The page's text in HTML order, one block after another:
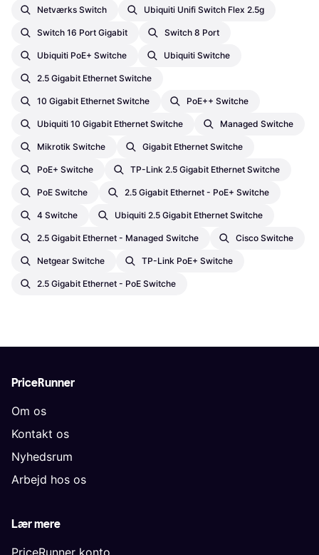
Netværks Switch Ubiquiti Unifi Switch Flex 2.5g
Switch 16 Port Gigabit Switch 8 Port
Ubiquiti PoE+ Switche Ubiquiti Switche
2.5 Gigabit Ethernet Switche
10 Gigabit Ethernet Switche PoE++ Switche
Ubiquiti 10 Gigabit Ethernet Switche Managed Switche
Mikrotik Switche Gigabit Ethernet Switche
PoE+ Switche TP-Link 2.5 Gigabit Ethernet Switche
PoE Switche 2.5 Gigabit Ethernet - PoE+ Switche
4 Switche Ubiquiti 2.5 Gigabit Ethernet Switche
2.5 Gigabit Ethernet - Managed Switche Cisco Switche
Netgear Switche TP-Link PoE+ Switche
2.5 Gigabit Ethernet - PoE Switche
PriceRunner
Om os
Kontakt os
Nyhedsrum
Arbejd hos os
Lær mere